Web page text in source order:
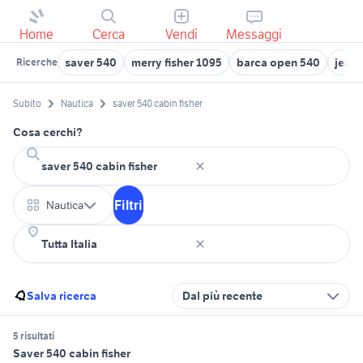
Home Cerca Vendi Messaggi
Ricerche saver 540 merry fisher 1095 barca open 540
Subito Nautica saver 540 cabin fisher
Cosa cerchi?
Nautica Filtri
Salva ricerca Dal più recente
5 risultati
Saver 540 cabin fisher